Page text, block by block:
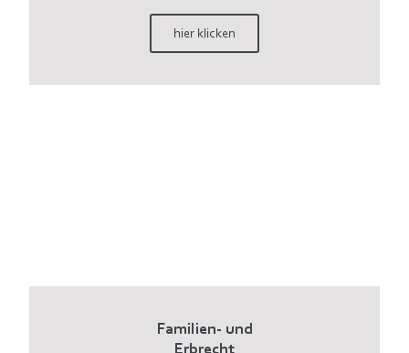
hier klicken
Familien- und
Erbrecht